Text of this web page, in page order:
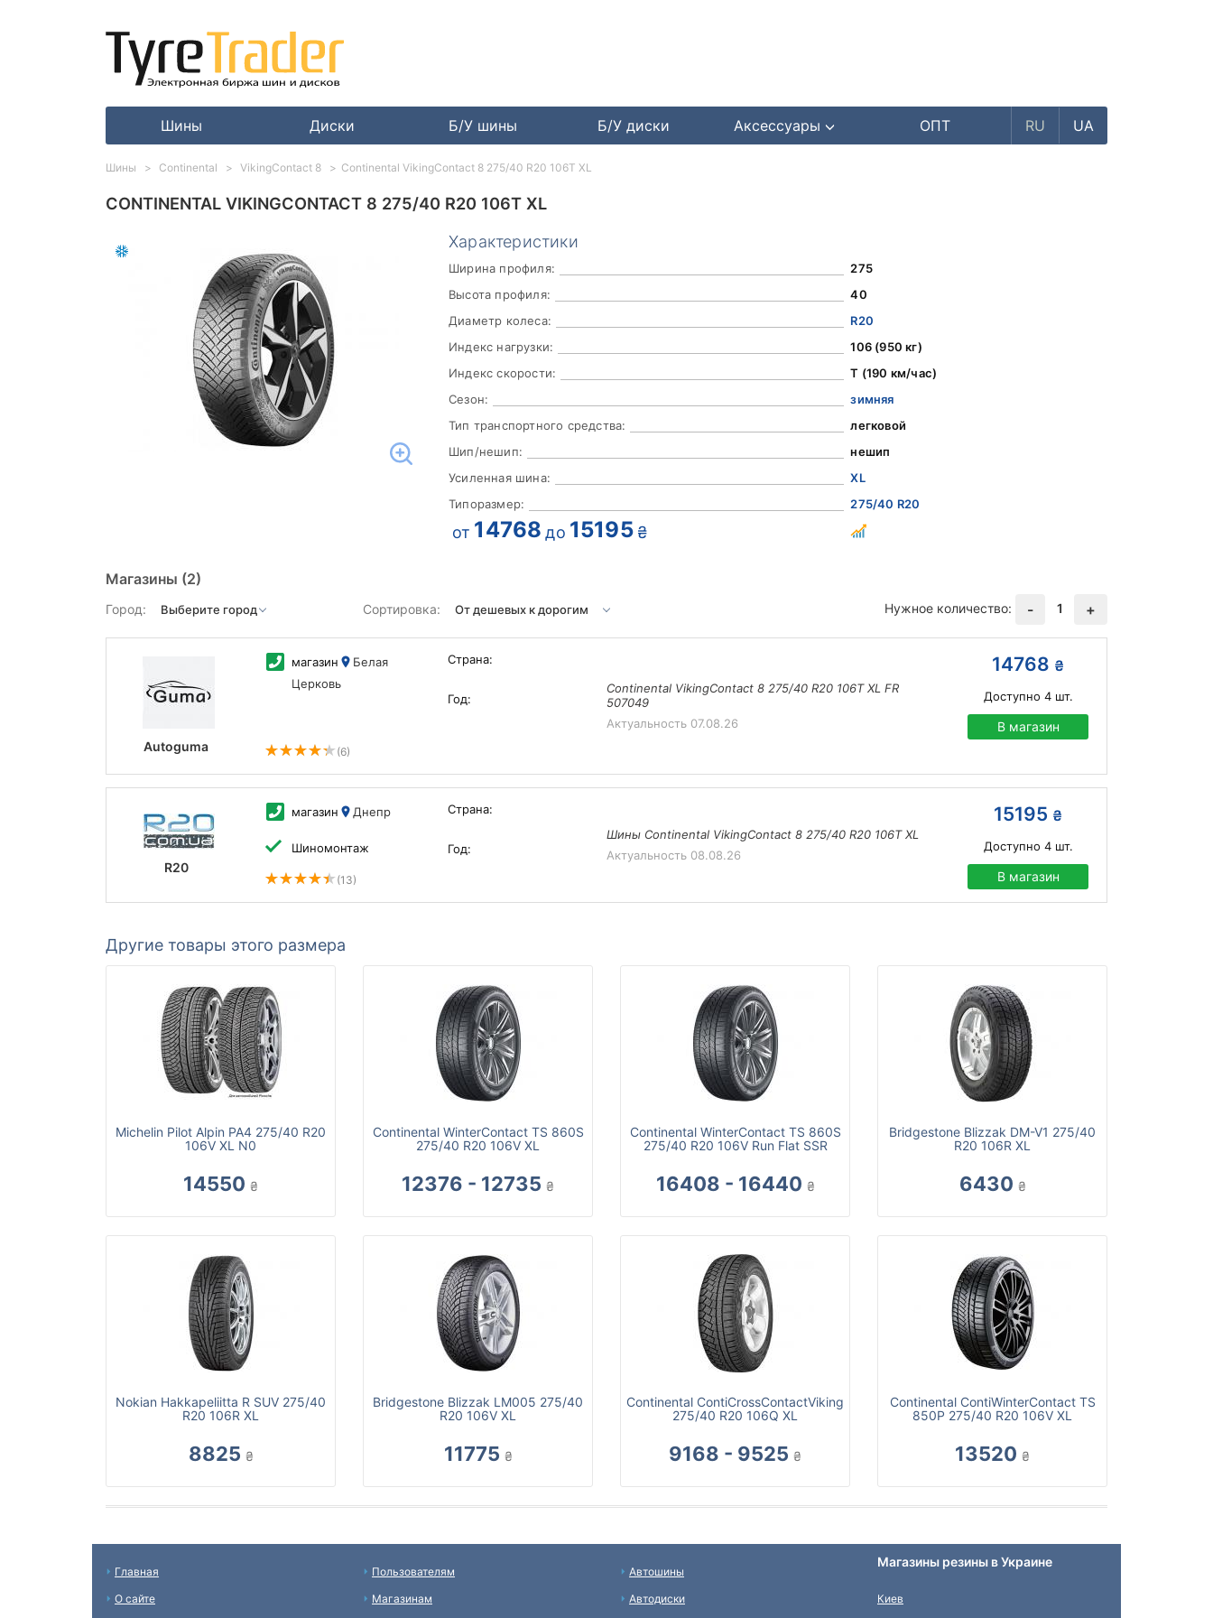
Шины Диски Б/У шины Б/У диски Аксессуары ОПТ RU UA
CONTINENTAL VIKINGCONTACT 8 275/40 R20 106T XL
Характеристики
Ширина профиля:
275
Высота профиля:
40
Диаметр колеса:
R20
Индекс нагрузки:
106 (950 кг)
Индекс скорости:
T (190 км/час)
Сезон:
зимняя
Тип транспортного средства:
легковой
Шип/нешип:
нешип
Усиленная шина:
XL
Типоразмер:
275/40 R20
от 14768 до 15195 ₴
Магазины (2)
Город: Сортировка: Нужное количество: - 1 +
Autoguma
магазин
Белая
Церковь
(6)
Страна:
Год:
Continental VikingContact 8 275/40 R20 106T XL FR
507049
Актуальность 07.08.26
14768 ₴
Доступно 4шт.
В магазин
R20
магазин Днепр
Шиномонтаж
(13)
Страна:
Год:
Шины Continental VikingContact 8 275/40 R20 106T XL
Актуальность 08.08.26
15195 ₴
Доступно 4шт.
В магазин
Другие товары этого размера
Michelin Pilot Alpin PA4 275/40 R20
106V XL N0
14550 ₴
Continental WinterContact TS 860S
275/40 R20 106V XL
12376 - 12735 ₴
Continental WinterContact TS 860S
275/40 R20 106V Run Flat SSR
16408 - 16440 ₴
Bridgestone Blizzak DM-V1 275/40
R20 106R XL
6430 ₴
Nokian Hakkapeliitta R SUV 275/40
R20 106R XL
8825 ₴
Bridgestone Blizzak LM005 275/40
R20 106V XL
11775 ₴
Continental ContiCrossContactViking
275/40 R20 106Q XL
9168 - 9525 ₴
Continental ContiWinterContact TS
850P 275/40 R20 106V XL
13520 ₴
Шины Continental VikingContact 8 Continental VikingContact 8 275/40 R20 106T XL
Главная
О сайте
Пользователям
Магазинам
Автошины
Автодиски
Магазины резины в Украине
Киев